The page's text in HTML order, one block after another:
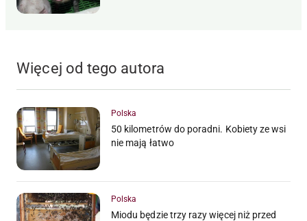
Więcej od tego autora
Polska
50 kilometrów do poradni. Kobiety ze wsi
nie mają łatwo
Polska
Miodu będzie trzy razy więcej niż przed